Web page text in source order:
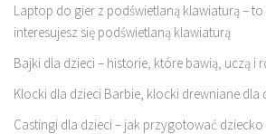
Laptop do gier z podświetlaną klawiaturą –
interesujesz się podświetlaną klawiaturą
Bajki dla dzieci – historie, które bawią, uczą i
Klocki dla dzieci Barbie, klocki drewniane dla
Castingi dla dzieci – jak przygotować